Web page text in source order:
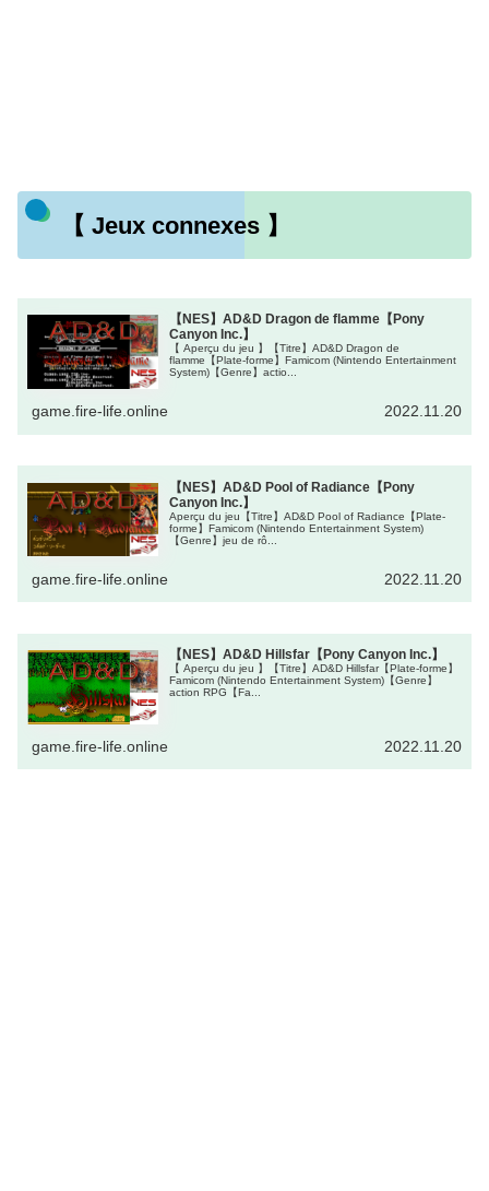
【 Jeux connexes 】
【NES】AD&D Dragon de flamme【Pony
Canyon Inc.】
【 Aperçu du jeu 】【Titre】AD&D Dragon de
flamme【Plate-forme】Famicom (Nintendo Entertainment
System)【Genre】actio...
game.fire-life.online 2022.11.20
【NES】AD&D Pool of Radiance【Pony
Canyon Inc.】
Aperçu du jeu【Titre】AD&D Pool of Radiance【Plate-
forme】Famicom (Nintendo Entertainment System)
【Genre】jeu de rô...
game.fire-life.online 2022.11.20
【NES】AD&D Hillsfar【Pony Canyon Inc.】
【 Aperçu du jeu 】【Titre】AD&D Hillsfar【Plate-forme】
Famicom (Nintendo Entertainment System)【Genre】
action RPG【Fa...
game.fire-life.online 2022.11.20